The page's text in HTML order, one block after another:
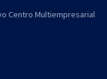
Centro Multiempresarial